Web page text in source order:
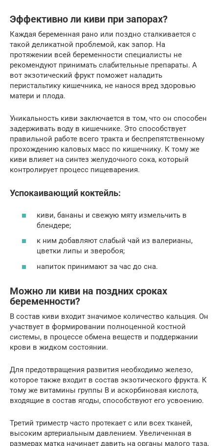
Эффективно ли киви при запорах?
Каждая беременная рано или поздно сталкивается с
такой деликатной проблемой, как запор. На
протяжении всей беременности специалисты не
рекомендуют принимать слабительные препараты. А
вот экзотический фрукт поможет наладить
перистальтику кишечника, не нанося вред здоровью
матери и плода.
Уникальность киви заключается в том, что он способен
задерживать воду в кишечнике. Это способствует
правильной работе всего тракта и беспрепятственному
прохождению каловых масс по кишечнику. К тому же
киви влияет на синтез желудочного сока, который
контролирует процесс пищеварения.
Успокаивающий коктейль:
киви, бананы и свежую мяту измельчить в
блендере;
к ним добавляют слабый чай из валерианы,
цветки липы и зверобоя;
напиток принимают за час до сна.
Можно ли киви на поздних сроках
беременности?
В состав киви входит значимое количество кальция. Он
участвует в формировании полноценной костной
системы, в процессе обмена веществ и поддержании
крови в жидком состоянии.
Для предотвращения развития необходимо железо,
которое также входит в состав экзотического фрукта. К
тому же витамины группы B и аскорбиновая кислота,
входящие в состав ягоды, способствуют его усвоению.
Третий триместр часто протекает с или всех тканей,
высоким артериальным давлением. Увеличенная в
размерах матка начинает давить на органы малого таза,